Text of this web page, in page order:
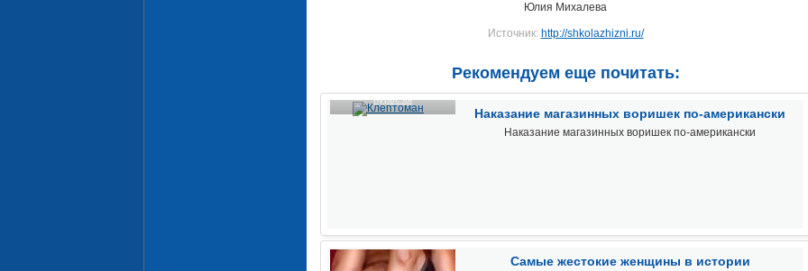
Юлия Михалева
Источник: http://shkolazhizni.ru/
Рекомендуем еще почитать:
Курьезы
Наказание магазинных воришек по-американски
Наказание магазинных воришек по-американски
Самые жестокие женщины в истории